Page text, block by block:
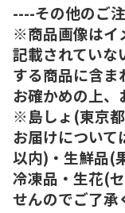
----その他のご
※商品画像はイ
記載されていな
する商品に含ま
お確かめの上、
※島しょ(東京
お届けについて
以内)・生鮮品(
冷凍品・生花(
せんのでご了承